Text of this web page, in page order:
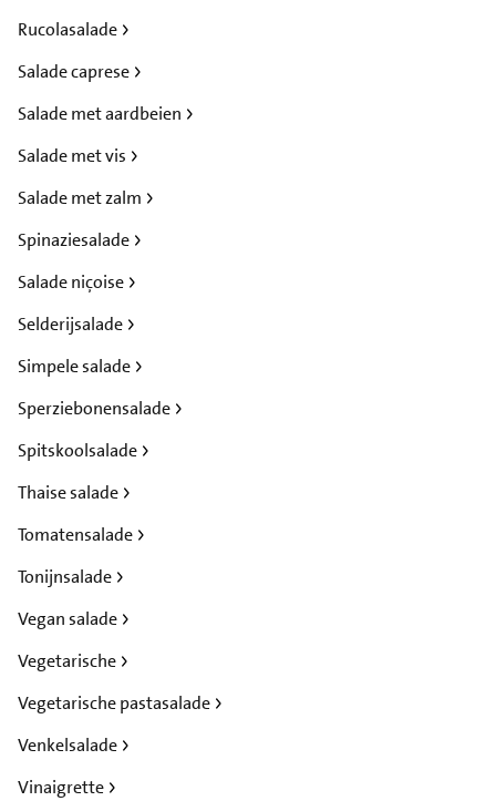
Rucolasalade
Salade caprese
Salade met aardbeien
Salade met vis
Salade met zalm
Spinaziesalade
Salade niçoise
Selderijsalade
Simpele salade
Sperziebonensalade
Spitskoolsalade
Thaise salade
Tomatensalade
Tonijnsalade
Vegan salade
Vegetarische
Vegetarische pastasalade
Venkelsalade
Vinaigrette